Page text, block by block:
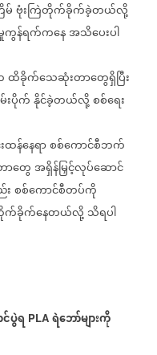
မ်ဗုံးကြဲတိုက်ခိုက်ခဲ့တယ်လို့
န်ရက်ကနေအသိပေးပါ
ထိခိုက်သေဆုံးတာတွေရှိပြီး
းပိုက်နိုင်ခဲ့တယ်လို့စစ်ရေး
နေရာစစ်ကောင်စီဘက်
တွေအရှိန်မြှင့်လုပ်ဆောင်
စစ်ကောင်စီတပ်ကို
က်ခိုက်နေတယ်လို့သိရပါ
ပွဲရ PLA ရဲဘော်များကို